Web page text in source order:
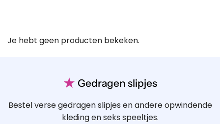
Je hebt geen producten bekeken.
★ Gedragen slipjes
Bestel verse gedragen slipjes en andere opwindende
kleding en seks speeltjes.